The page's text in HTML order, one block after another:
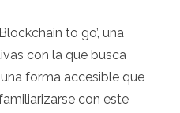
to go’, una
con la que busca
forma accesible que
con este